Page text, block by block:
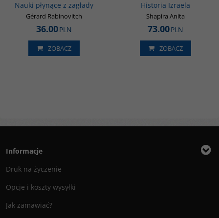
Nauki płynące z zagłady
Gérard Rabinovitch
36.00PLN
ZOBACZ
Historia Izraela
Shapira Anita
73.00PLN
ZOBACZ
Informacje
Druk na życzenie
Opcje i koszty wysyłki
Jak zamawiać?